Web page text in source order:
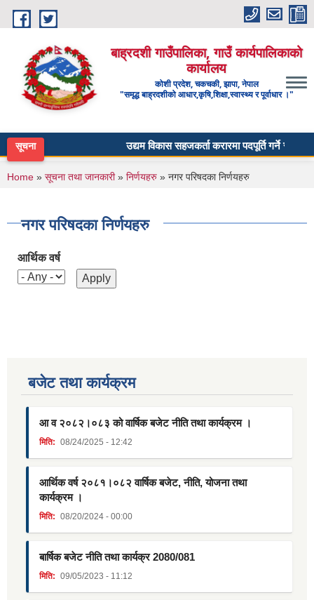
Skip to main content
बाह्रदशी गाउँपालिका, गाउँ कार्यपालिकाको
कार्यालय
कोशी प्रदेश, चकचकी, झापा, नेपाल
"समृद्ध बाह्रदशीको आधार,कृषि,शिक्षा,स्वास्थ्य र पूर्वाधार ।"
सूचना उद्यम विकास सहजकर्ता करारमा पदपूर्ति गर्ने सम्बन्धी
You are here
Home » सूचना तथा जानकारी» निर्णयहरु » नगर परिषदका निर्णयहरु
नगर परिषदका निर्णयहरु
आर्थिक वर्ष
बजेट तथा कार्यक्रम
आ व २०८२।०८३ को वार्षिक बजेट नीति तथा कार्यक्रम ।
मिति: 08/24/2025 - 12:42
आर्थिक वर्ष २०८१।०८२ वार्षिक बजेट, नीति, योजना तथा
कार्यक्रम ।
मिति: 08/20/2024 - 00:00
बार्षिक बजेट नीति तथा कार्यक्र 2080/081
मिति: 09/05/2023 - 11:12